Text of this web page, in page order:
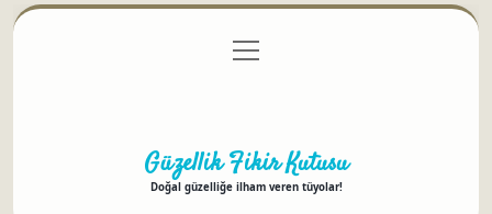
Gizlilik Politikası
menüyü
aç
Güzellik Fikir Kutusu
Doğal güzelliğe ilham veren tüyolar!